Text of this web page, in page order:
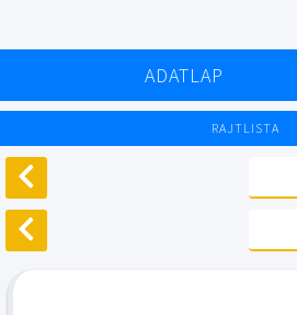
ADATLAP
RAJTLISTA